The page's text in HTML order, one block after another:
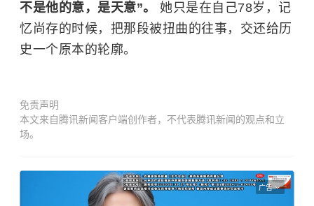
不是他的意，是天意”。 她只是在自己78岁，记
忆尚存的时候，把那段被扭曲的往事，交还给历
史一个原本的轮廓。
免责声明
本文来自腾讯新闻客户端创作者，不代表腾讯新闻的观点和立
场。
广告